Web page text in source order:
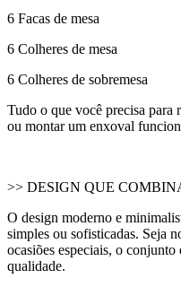
6 Facas de mesa
6 Colheres de mesa
6 Colheres de sobremesa
Tudo o que você precisa para
ou montar um enxoval
>> DESIGN QUE
O design moderno e
simples ou sofisticadas. Seja
ocasiões especiais, o
qualidade.